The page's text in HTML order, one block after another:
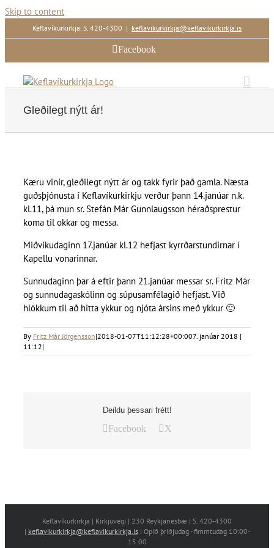
Skip to content
Keflavíkurkirkja. S. 420-4300 | keflavikurkirkja@keflavikurkirkja.is
Facebook
Gleðilegt nýtt ár!
Kæru vinir, gleðilegt nýtt ár og takk fyrir það gamla. Næsta
guðsþjónusta í Keflavíkurkirkju verður þann 14.janúar n.k.
kl.11, þá mun sr. Stefán Már Gunnlaugsson héraðsprestur
koma til okkar og messa.
Miðvikudaginn 17.janúar kl.12 hefjast kyrrðarstundirnar í
Kapellu vonarinnar.
Sunnudaginn þar á eftir þann 21.janúar messar sr. Fritz Már
og sunnudagaskólinn og súpusamfélagið hefjast. Við
hlökkum til að hitta ykkur og njóta ársins með ykkur 🙂
By Fritz Már Jörgensson|2018-01-07T11:12:28+00:007. janúar 2018 |
11:12|
Deildu þessari frétt!
Facebook X
Keflavíkurkirkja | Kirkjuvegi | 230 Reykjanesbæ | S. 420-4300
| keflavikurkirkja@keflavikurkirkja.is| Opið þriðjudag - fimmtudag 10:00-
15:00